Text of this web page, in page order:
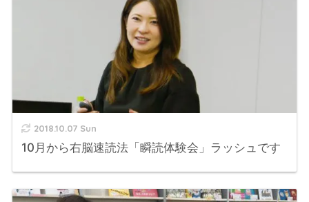
2018.10.07 Sun
10月から右脳速読法「瞬読体験会」ラッシュです